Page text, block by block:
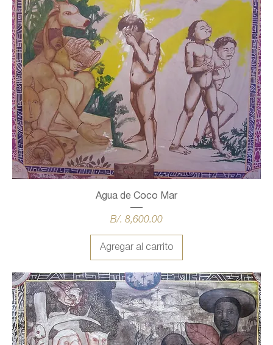
Agua de Coco Mar
Precio
B/. 8,600.00
Agregar al carrito